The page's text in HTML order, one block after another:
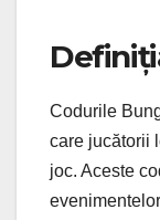
Codurile
care jucătorii
joc. Aceste